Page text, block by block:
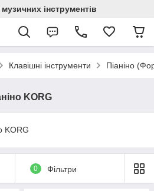
інструментів
Клавішні інструменти Піаніно
KORG
KORG
0 Фільтри